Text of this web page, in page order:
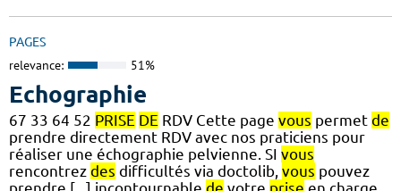
PAGES
relevance: 51%
Echographie
67 33 64 52 PRISE DE RDV Cette page vous permet de
prendre directement RDV avec nos praticiens pour
réaliser une échographie pelvienne. SI vous
rencontrez des difficultés via doctolib, vous pouvez